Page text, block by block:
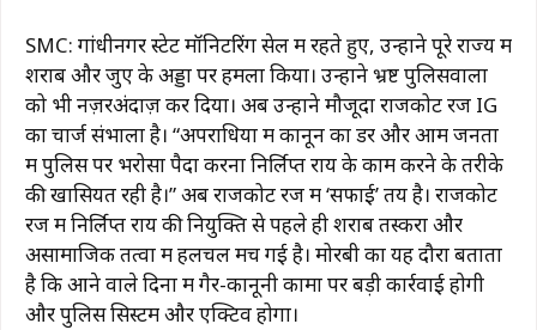
SMC: गांधीनगर स्टेट मॉनिटरिंग सेल में रहते हुए, उन्होंने पूरे राज्य में
शराब और जुए के अड्डों पर हमला किया। उन्होंने भ्रष्ट पुलिसवालों
को भी नज़रअंदाज़ कर दिया। अब उन्होंने मौजूदा राजकोट रेंज IG
का चार्ज संभाला है। “अपराधियों में कानून का डर और आम जनता
में पुलिस पर भरोसा पैदा करना निर्लिप्त राय के काम करने के तरीके
की खासियत रही है।” अब राजकोट रेंज में ‘सफाई’ तय है। राजकोट
रेंज में निर्लिप्त राय की नियुक्ति से पहले ही शराब तस्करों और
असामाजिक तत्वों में हलचल मच गई है। मोरबी का यह दौरा बताता
है कि आने वाले दिनों में गैर-कानूनी कामों पर बड़ी कार्रवाई होगी
और पुलिस सिस्टम और एक्टिव होगा।